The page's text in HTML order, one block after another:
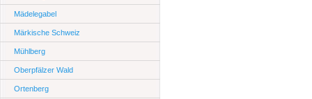
Mädelegabel
Märkische Schweiz
Mühlberg
Oberpfälzer Wald
Ortenberg